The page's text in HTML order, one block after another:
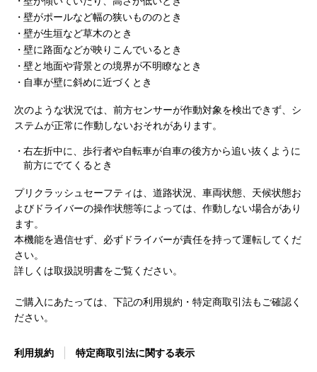
壁がポールなど幅の狭いもののとき
壁が生垣など草木のとき
壁に路面などが映りこんでいるとき
壁と地面や背景との境界が不明瞭なとき
自車が壁に斜めに近づくとき
次のような状況では、前方センサーが作動対象を検出できず、シ
ステムが正常に作動しないおそれがあります。
右左折中に、歩行者や自転車が自車の後方から追い抜くように
前方にでてくるとき
プリクラッシュセーフティは、道路状況、車両状態、天候状態お
よびドライバーの操作状態等によっては、作動しない場合があり
ます。
本機能を過信せず、必ずドライバーが責任を持って運転してくだ
さい。
詳しくは取扱説明書をご覧ください。
ご購入にあたっては、下記の利用規約・特定商取引法もご確認く
ださい。
利用規約 特定商取引法に関する表示